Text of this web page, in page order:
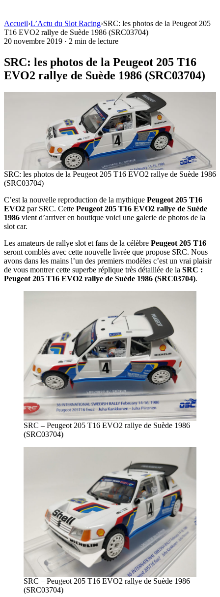
Accueil›L’Actu du Slot Racing›SRC: les photos de la Peugeot 205
T16 EVO2 rallye de Suède 1986 (SRC03704)
20 novembre 2019 · 2 min de lecture
SRC: les photos de la Peugeot 205 T16
EVO2 rallye de Suède 1986 (SRC03704)
SRC: les photos de la Peugeot 205 T16 EVO2 rallye de Suède 1986
(SRC03704)
C’est la nouvelle reproduction de la mythique Peugeot 205 T16
EVO2 par SRC. Cette Peugeot 205 T16 EVO2 rallye de Suède
1986 vient d’arriver en boutique voici une galerie de photos de la
slot car.
Les amateurs de rallye slot et fans de la célèbre Peugeot 205 T16
seront comblés avec cette nouvelle livrée que propose SRC. Nous
avons dans les mains l’un des premiers modèles c’est un vrai plaisir
de vous montrer cette superbe réplique très détaillée de la SRC :
Peugeot 205 T16 EVO2 rallye de Suède 1986 (SRC03704).
SRC – Peugeot 205 T16 EVO2 rallye de Suède 1986
(SRC03704)
SRC – Peugeot 205 T16 EVO2 rallye de Suède 1986
(SRC03704)